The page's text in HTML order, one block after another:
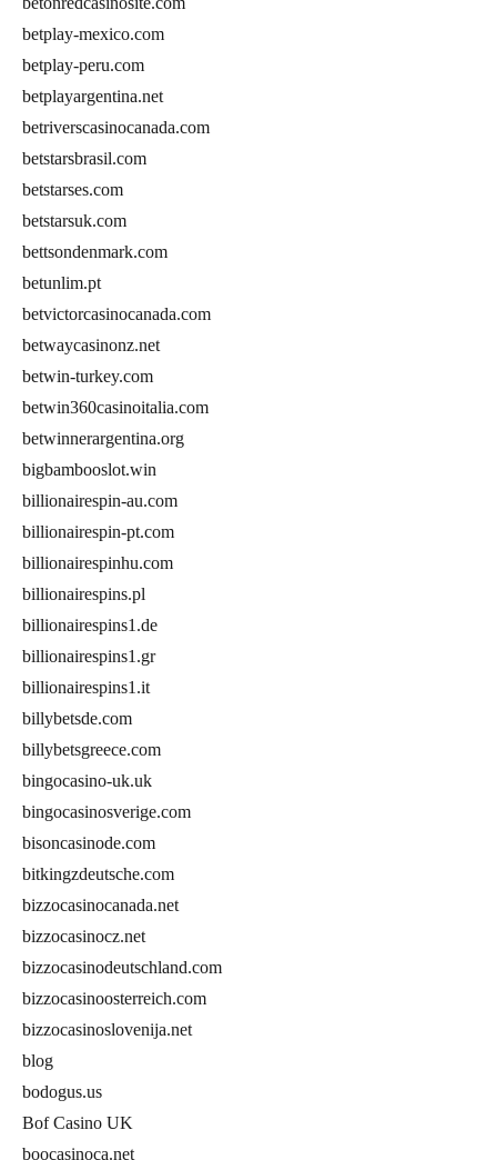
betplay-mexico.com
betplay-peru.com
betplayargentina.net
betriverscasinocanada.com
betstarsbrasil.com
betstarses.com
betstarsuk.com
bettsondenmark.com
betunlim.pt
betvictorcasinocanada.com
betwaycasinonz.net
betwin-turkey.com
betwin360casinoitalia.com
betwinnerargentina.org
bigbambooslot.win
billionairespin-au.com
billionairespin-pt.com
billionairespinhu.com
billionairespins.pl
billionairespins1.de
billionairespins1.gr
billionairespins1.it
billybetsde.com
billybetsgreece.com
bingocasino-uk.uk
bingocasinosverige.com
bisoncasinode.com
bitkingzdeutsche.com
bizzocasinocanada.net
bizzocasinocz.net
bizzocasinodeutschland.com
bizzocasinoosterreich.com
bizzocasinoslovenija.net
blog
bodogus.us
Bof Casino UK
boocasinoca.net